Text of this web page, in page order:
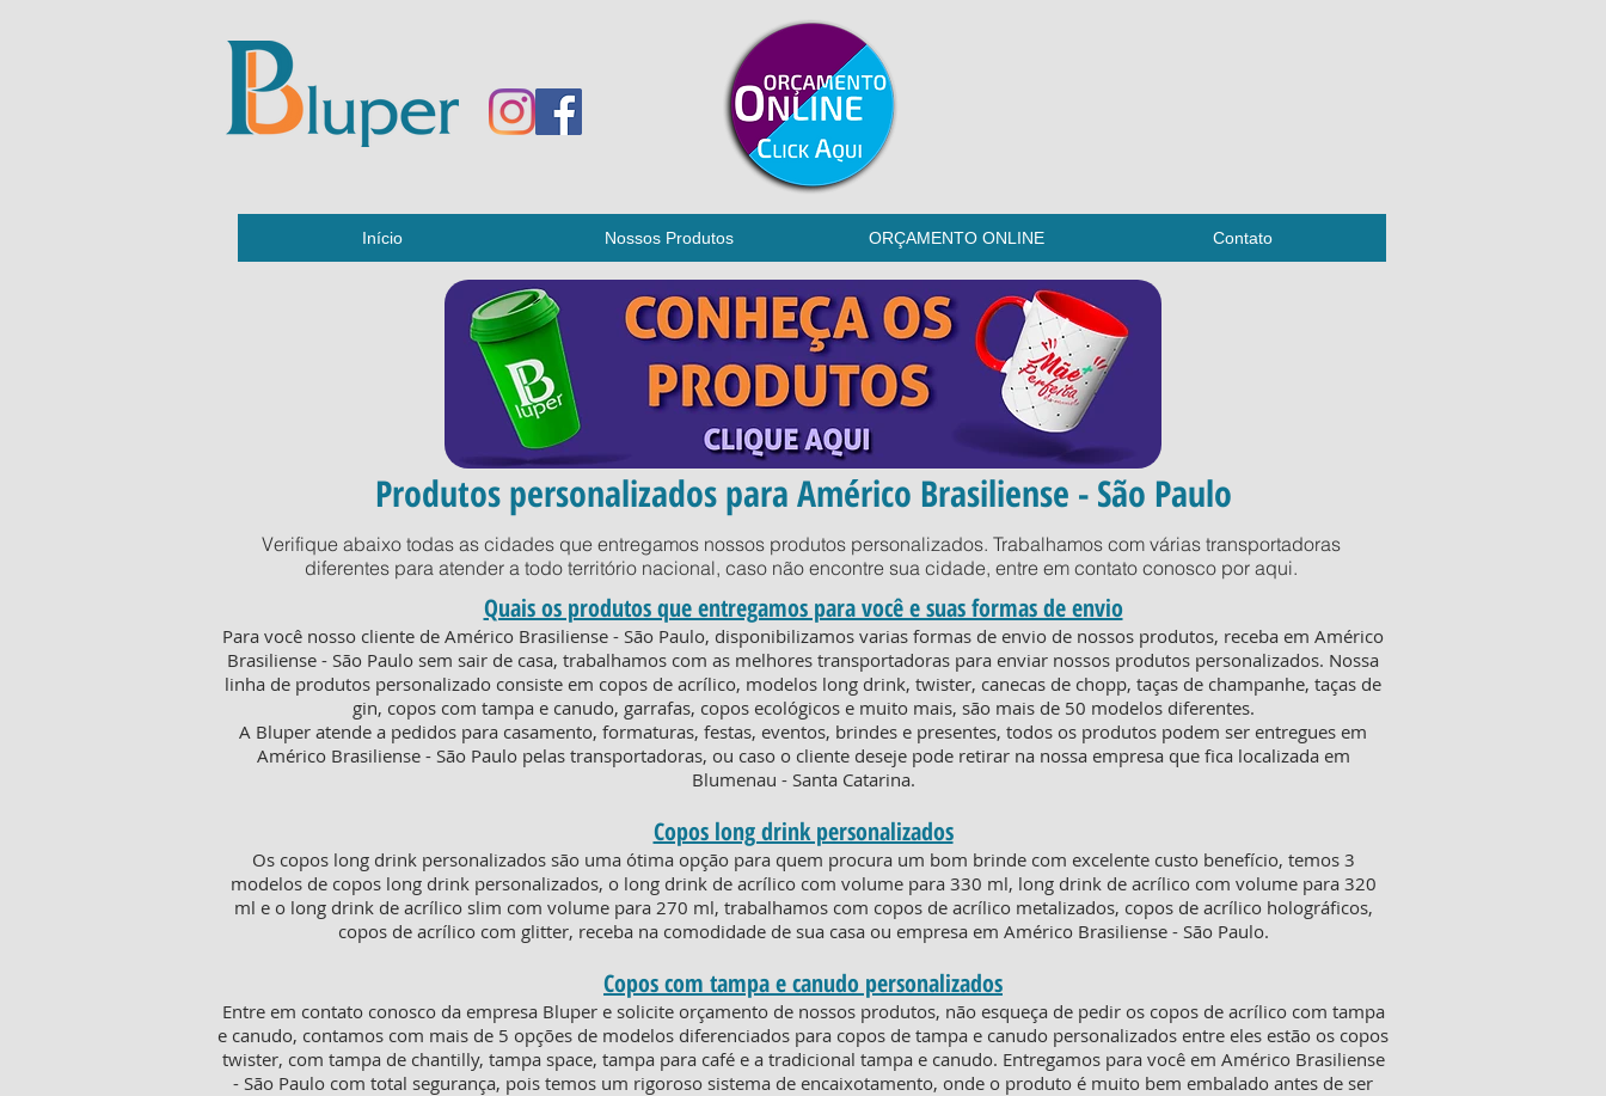
Início Nossos Produtos ORÇAMENTO ONLINE Contato
Produtos personalizados para Américo Brasiliense - São Paulo
Verifique abaixo todas as cidades que entregamos nossos produtos personalizados. Trabalhamos com várias transportadoras
diferentes para atender a todo território nacional, caso não encontre sua cidade, entre em contato conosco por aqui.
Quais os produtos que entregamos para você e suas formas de envio
Para você nosso cliente de Américo Brasiliense - São Paulo, disponibilizamos varias formas de envio de nossos produtos, receba em Américo
Brasiliense - São Paulo sem sair de casa, trabalhamos com as melhores transportadoras para enviar nossos produtos personalizados. Nossa
linha de produtos personalizado consiste em copos de acrílico, modelos long drink, twister, canecas de chopp, taças de champanhe, taças de
gin, copos com tampa e canudo, garrafas, copos ecológicos e muito mais, são mais de 50 modelos diferentes.
A Bluper atende a pedidos para casamento, formaturas, festas, eventos, brindes e presentes, todos os produtos podem ser entregues em
Américo Brasiliense - São Paulo pelas transportadoras, ou caso o cliente deseje pode retirar na nossa empresa que fica localizada em
Blumenau - Santa Catarina.
Copos long drink personalizados
Os copos long drink personalizados são uma ótima opção para quem procura um bom brinde com excelente custo benefício, temos 3
modelos de copos long drink personalizados, o long drink de acrílico com volume para 330 ml, long drink de acrílico com volume para 320
ml e o long drink de acrílico slim com volume para 270 ml, trabalhamos com copos de acrílico metalizados, copos de acrílico holográficos,
copos de acrílico com glitter, receba na comodidade de sua casa ou empresa em Américo Brasiliense - São Paulo.
Copos com tampa e canudo personalizados
Entre em contato conosco da empresa Bluper e solicite orçamento de nossos produtos, não esqueça de pedir os copos de acrílico com tampa
e canudo, contamos com mais de 5 opções de modelos diferenciados para copos de tampa e canudo personalizados entre eles estão os copos
twister, com tampa de chantilly, tampa space, tampa para café e a tradicional tampa e canudo. Entregamos para você em Américo Brasiliense
- São Paulo com total segurança, pois temos um rigoroso sistema de encaixotamento, onde o produto é muito bem embalado antes de ser